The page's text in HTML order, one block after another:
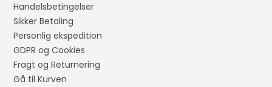
Handelsbetingelser
Sikker Betaling
Personlig ekspedition
GDPR og Cookies
Fragt og Returnering
Gå til Kurven